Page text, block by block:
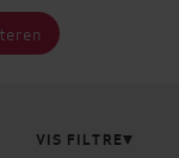
VIS FILTRE